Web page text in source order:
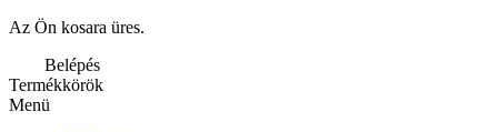
Az Ön kosara üres.
Belépés
Termékkörök
Menü